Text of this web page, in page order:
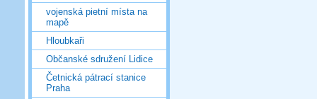
vojenská pietní místa na
mapě
Hloubkaři
Občanské sdružení Lidice
Četnická pátrací stanice
Praha